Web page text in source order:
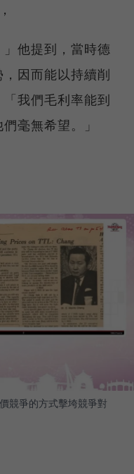
」他提到，當時德
因而能以持續削
我們毛利率能到
毫無希望。」
競爭的方式擊垮競爭對